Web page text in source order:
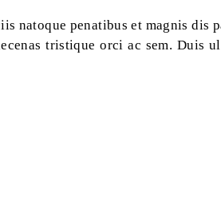
natoque penatibus et magnis
tristique orci ac sem. Duis